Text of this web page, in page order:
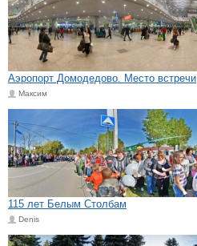
Аэропорт Домодедово. Место встречи
Максим
115 лет Белым Столбам
Denis